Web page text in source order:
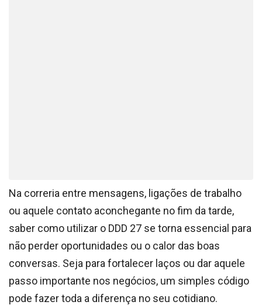
Na correria entre mensagens, ligações de trabalho
ou aquele contato aconchegante no fim da tarde,
saber como utilizar o DDD 27 se torna essencial para
não perder oportunidades ou o calor das boas
conversas. Seja para fortalecer laços ou dar aquele
passo importante nos negócios, um simples código
pode fazer toda a diferença no seu cotidiano.